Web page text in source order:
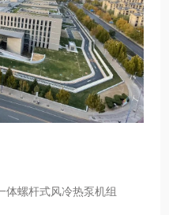
体螺杆式风冷热泵机组